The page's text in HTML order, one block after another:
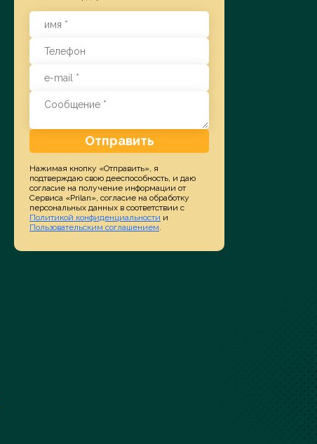
Заказать услугу
Отправить
Нажимая кнопку «Отправить», я
подтверждаю свою дееспособность, и даю
согласие на получение информации от
Сервиса «Prilan», согласие на обработку
персональных данных в соответствии с
Политикой конфиденциальности и
Пользовательским соглашением.